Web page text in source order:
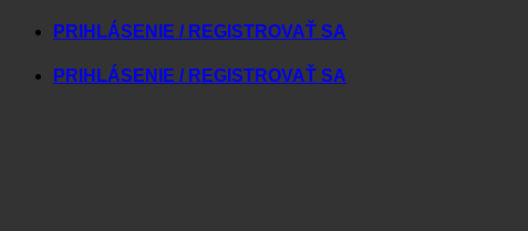
PRIHLÁSENIE / REGISTROVAŤ SA
PRIHLÁSENIE / REGISTROVAŤ SA